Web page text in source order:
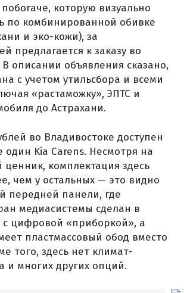
которую визуально
по комбинированной обивке
и эко-кожи), за
предлагается к заказу во
В описании объявления сказано,
с учетом утильсбора и всеми
«растаможку», ЭПТС и
до Астрахани.
во Владивостоке доступен
один Kia Carens. Несмотря на
ценник, комплектация здесь
чем у остальных — это видно
передней панели, где
медиасистемы сделан в
с цифровой «приборкой», а
пластмассовый обод вместо
того, здесь нет климат-
и многих других опций.